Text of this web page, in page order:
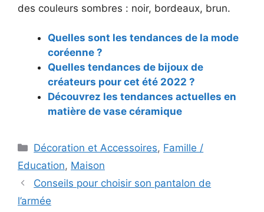
des couleurs sombres : noir, bordeaux, brun.
Quelles sont les tendances de la mode
coréenne ?
Quelles tendances de bijoux de
créateurs pour cet été 2022 ?
Découvrez les tendances actuelles en
matière de vase céramique
Catégories
Décoration et Accessoires, Famille /
Education, Maison
Navigation
des
Conseils pour choisir son pantalon de
l’armée